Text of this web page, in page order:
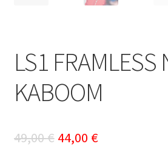
LS1 FRAMLESS
KABOOM
49,00€ Le
44,00 €Le